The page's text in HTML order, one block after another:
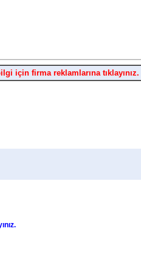
için firma reklamlarına tıklayınız.